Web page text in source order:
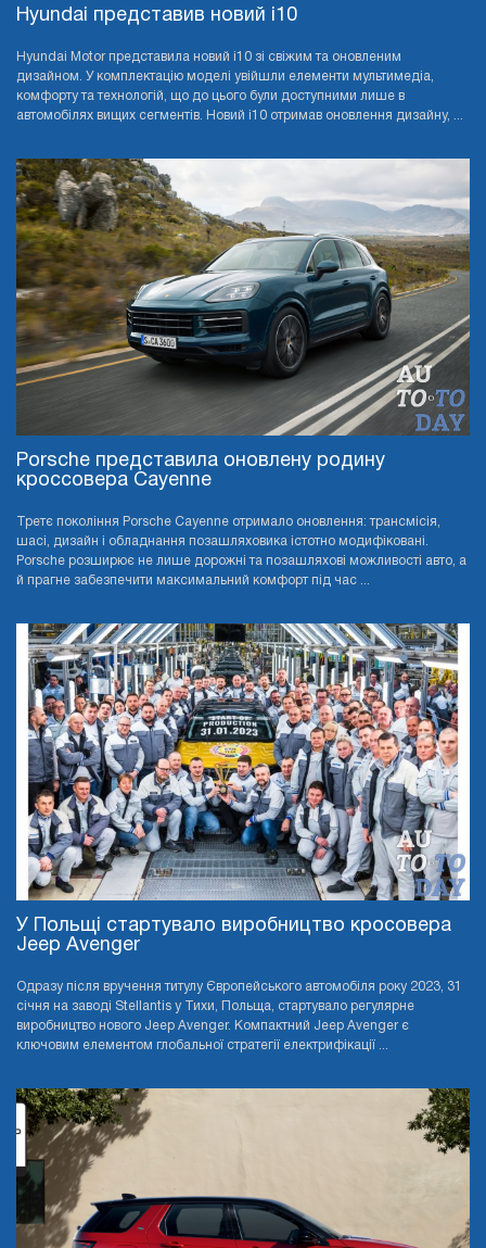
Hyundai представив новий i10
Hyundai Motor представила новий i10 зі свіжим та оновленим
дизайном. У комплектацію моделі увійшли елементи мультимедіа,
комфорту та технологій, що до цього були доступними лише в
автомобілях вищих сегментів. Новий i10 отримав оновлення дизайну, ...
Porsche представила оновлену родину
кроссовера Cayenne
Третє покоління Porsche Cayenne отримало оновлення: трансмісія,
шасі, дизайн і обладнання позашляховика істотно модифіковані.
Porsche розширює не лише дорожні та позашляхові можливості авто, а
й прагне забезпечити максимальний комфорт під час ...
У Польщі стартувало виробництво кросовера
Jeep Avenger
Одразу після вручення титулу Європейського автомобіля року 2023, 31
січня на заводі Stellantis у Тихи, Польща, стартувало регулярне
виробництво нового Jeep Avenger. Компактний Jeep Avenger є
ключовим елементом глобальної стратегії електрифікації ...